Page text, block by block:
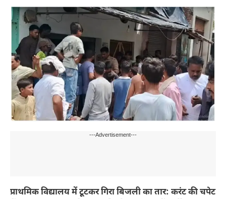
---Advertisement---
प्राथमिक विद्यालय में टूटकर गिरा बिजली का तार: करंट की चपेट